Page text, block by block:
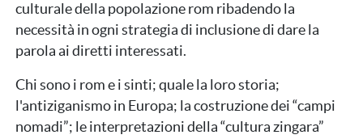
culturale della popolazione rom ribadendo la
necessità in ogni strategia di inclusione di dare la
parola ai diretti interessati.
Chi sono i rom e i sinti; quale la loro storia;
l'antiziganismo in Europa; la costruzione dei “campi
nomadi”; le interpretazioni della “cultura zingara”